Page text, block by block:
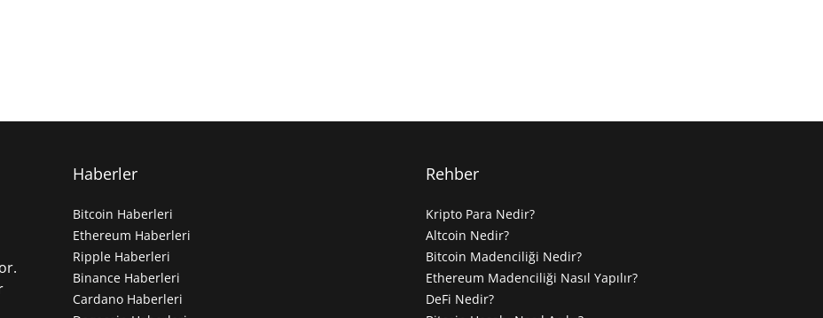
Haberler
Bitcoin Haberleri
Ethereum Haberleri
Ripple Haberleri
Binance Haberleri
Cardano Haberleri
Rehber
Kripto Para Nedir?
Altcoin Nedir?
Bitcoin Madenciliği Nedir?
Ethereum Madenciliği Nasıl Yapılır?
DeFi Nedir?